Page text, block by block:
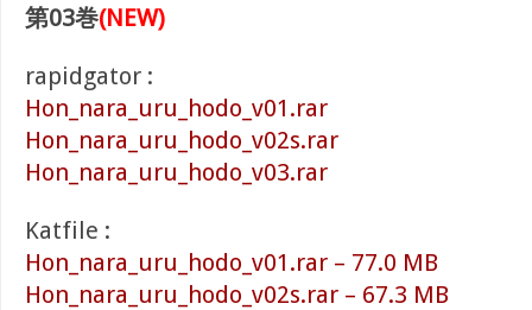
第03巻(NEW)
rapidgator :
Hon_nara_uru_hodo_v01.rar
Hon_nara_uru_hodo_v02s.rar
Hon_nara_uru_hodo_v03.rar
Katfile :
Hon_nara_uru_hodo_v01.rar – 77.0 MB
Hon_nara_uru_hodo_v02s.rar – 67.3 MB